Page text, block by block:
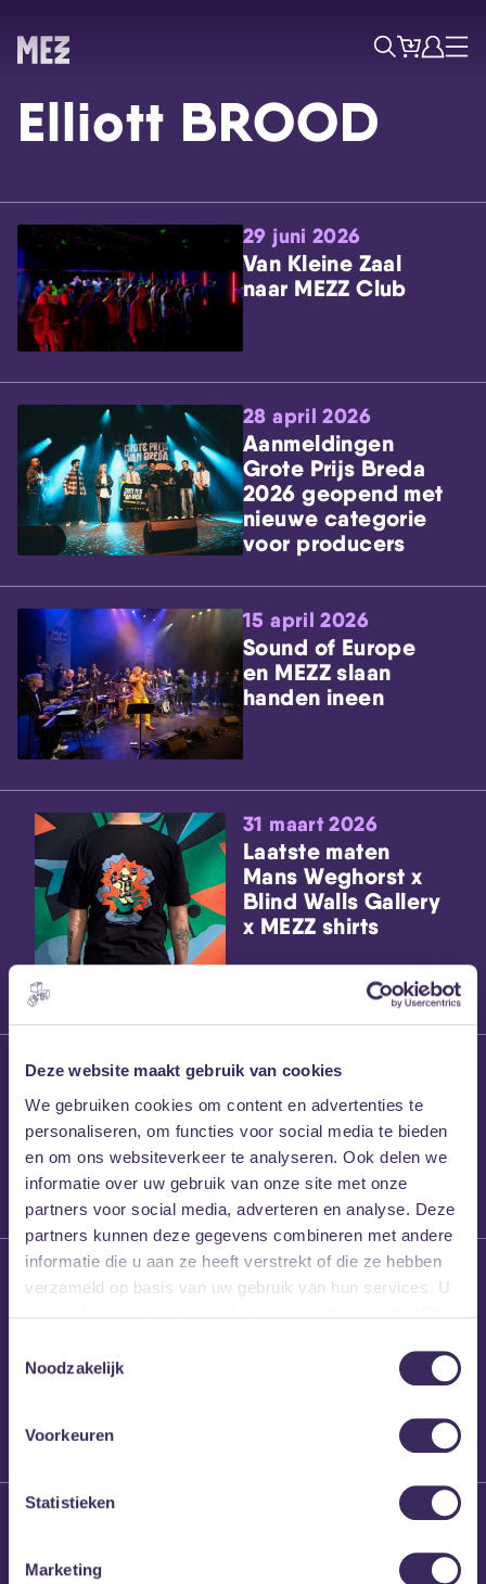
Deze website maakt gebruik van cookies
We gebruiken cookies om content en advertenties te
personaliseren, om functies voor social media te bieden
en om ons websiteverkeer te analyseren. Ook delen we
informatie over uw gebruik van onze site met onze
partners voor social media, adverteren en analyse. Deze
partners kunnen deze gegevens combineren met andere
informatie die u aan ze heeft verstrekt of die ze hebben
verzameld op basis van uw gebruik van hun services. U
Noodzakelijk
Voorkeuren
Statistieken
Marketing
Skip navigatie
ZoekTicketsAccount
Menu
Elliott BROOD
29 juni 2026
Van Kleine Zaal
naar MEZZ Club
28 april 2026
Aanmeldingen
Grote Prijs Breda
2026 geopend met
nieuwe categorie
voor producers
15 april 2026
Sound of Europe
en MEZZ slaan
handen ineen
31 maart 2026
Laatste maten
Mans Weghorst x
Blind Walls Gallery
x MEZZ shirts
27 maart 2026
Willem’s Blog:
Frans Kalf
26 maart 2026
Willem’s Blog: High
Brennt Vanneste